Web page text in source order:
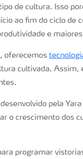
de cultura. Isso
ao fim do ciclo de
e
oferecemos
cultivada. Assim,
pela
o crescimento dos
programar